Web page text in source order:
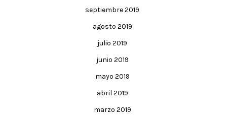
septiembre 2019
agosto 2019
julio 2019
junio 2019
mayo 2019
abril 2019
marzo 2019